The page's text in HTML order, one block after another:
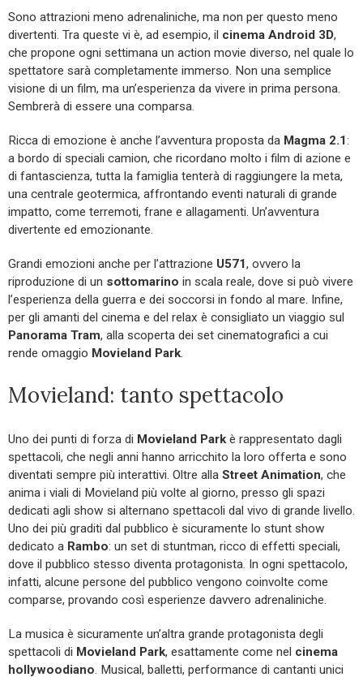
Sono attrazioni meno adrenaliniche, ma non per questo meno
divertenti. Tra queste vi è, ad esempio, il cinema Android 3D,
che propone ogni settimana un action movie diverso, nel quale lo
spettatore sarà completamente immerso. Non una semplice
visione di un film, ma un’esperienza da vivere in prima persona.
Sembrerà di essere una comparsa.
Ricca di emozione è anche l’avventura proposta da Magma 2.1:
a bordo di speciali camion, che ricordano molto i film di azione e
di fantascienza, tutta la famiglia tenterà di raggiungere la meta,
una centrale geotermica, affrontando eventi naturali di grande
impatto, come terremoti, frane e allagamenti. Un’avventura
divertente ed emozionante.
Grandi emozioni anche per l’attrazione U571, ovvero la
riproduzione di un sottomarino in scala reale, dove si può vivere
l’esperienza della guerra e dei soccorsi in fondo al mare. Infine,
per gli amanti del cinema e del relax è consigliato un viaggio sul
Panorama Tram, alla scoperta dei set cinematografici a cui
rende omaggio Movieland Park.
Movieland: tanto spettacolo
Uno dei punti di forza di Movieland Parkè rappresentato dagli
spettacoli, che negli anni hanno arricchito la loro offerta e sono
diventati sempre più interattivi. Oltre alla Street Animation, che
anima i viali di Movieland più volte al giorno, presso gli spazi
dedicati agli show si alternano spettacoli dal vivo di grande livello.
Uno dei più graditi dal pubblico è sicuramente lo stunt show
dedicato a Rambo: un set di stuntman, ricco di effetti speciali,
dove il pubblico stesso diventa protagonista. In ogni spettacolo,
infatti, alcune persone del pubblico vengono coinvolte come
comparse, provando così esperienze davvero adrenaliniche.
La musica è sicuramente un’altra grande protagonista degli
spettacoli di Movieland Park, esattamente come nel cinema
hollywoodiano. Musical, balletti, performance di cantanti unici